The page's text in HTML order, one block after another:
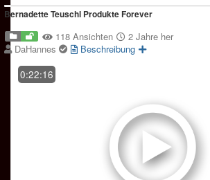
Bernadette Teuschl Produkte Forever
118 Ansichten
2 Jahre her
DaHannes
Beschreibung
0:22:16